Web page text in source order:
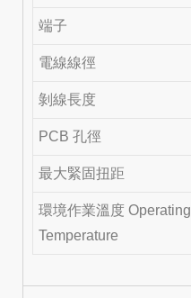
端子
電線線徑
剝線長度
PCB 孔徑
最大緊固扭距
環境作業溫度 Operating
Temperature